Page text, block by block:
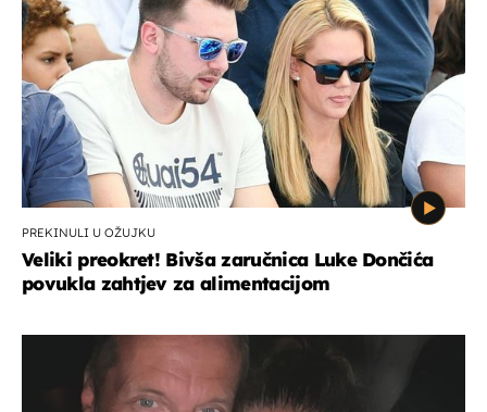
PREKINULI U OŽUJKU
Veliki preokret! Bivša zaručnica Luke Dončića
povukla zahtjev za alimentacijom